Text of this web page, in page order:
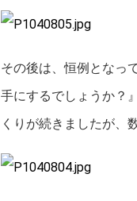
その後は、恒例となっ
手にするでしょうか？
くりが続きましたが、